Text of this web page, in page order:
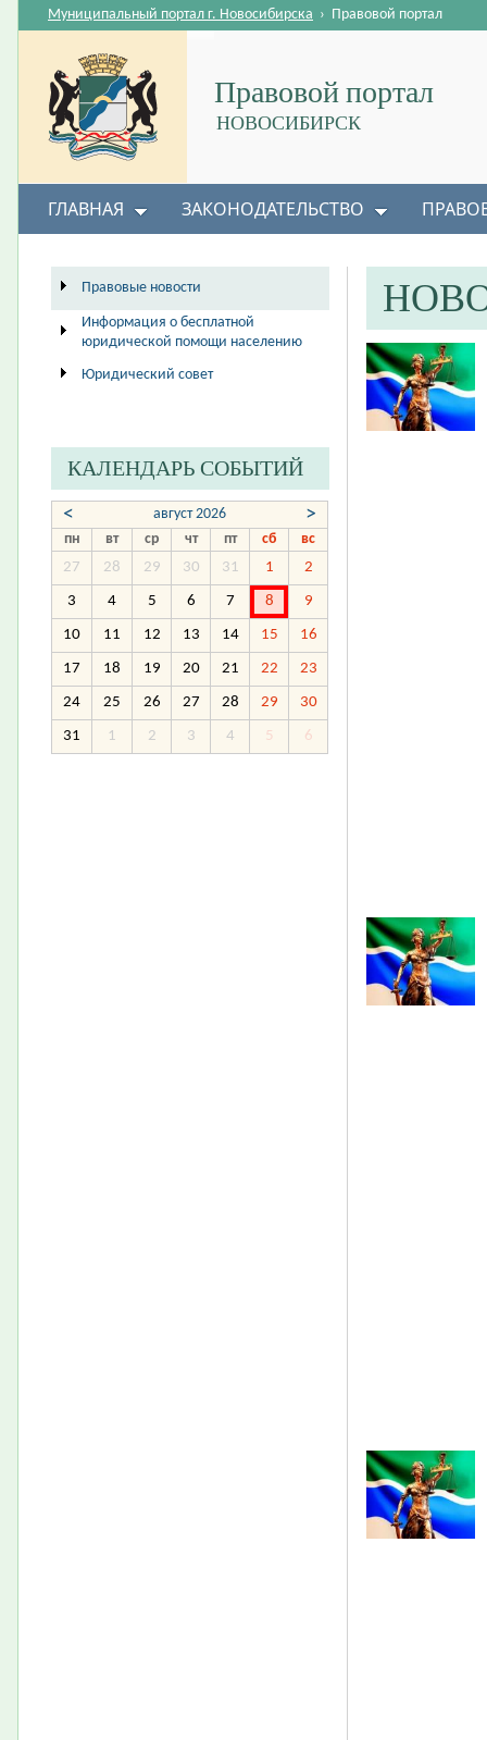
Правовой портал
НОВОСИБИРСК
Муниципальный портал г. Новосибирска › Правовой портал
ГЛАВНАЯ ЗАКОНОДАТЕЛЬСТВО
Правовые новости
Информация о бесплатной
юридической помощи населению
Юридический совет
КАЛЕНДАРЬ СОБЫТИЙ
< август 2026 >
пн вт ср чт пт сб
вс
27
28 29 30 31 1 2
3 4 5 6 7 8 9
10 11 12 13 14 15 16
17 18 19 20 21 22 23
24 25 26 27 28 29 30
31 1 2 3 4 5 6